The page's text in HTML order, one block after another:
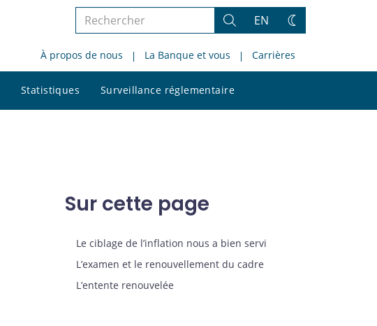
Rechercher
le
site
Rechercher
EN
Changez
thème
À propos de nous La Banque et vous Carrières
Statistiques Surveillance réglementaire
le
Sur cette page
Le ciblage de l’inflation nous a bien servi
L’examen et le renouvellement du cadre
L’entente renouvelée